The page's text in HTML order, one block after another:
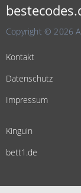
Copyright © 2026
Kontakt
Datenschutz
Impressum
Kinguin
bett1.de